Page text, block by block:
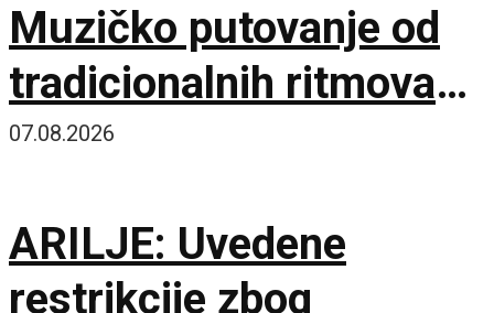
Muzičko putovanje od
tradicionalnih ritmova
do Astora Pjacole
07.08.2026
ARILJE: Uvedene
restrikcije zbog